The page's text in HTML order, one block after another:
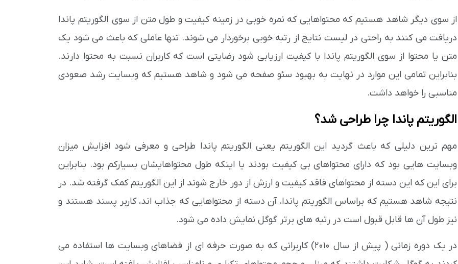
از سوی دیگر شاهد هستیم که محتواهایی که نمره خوبی در زمینه کیفیت و طول متن از سوی الگوریتم پاندا
دریافت می کنند به راحتی در لیست نتایج از رتبه خوبی برخوردار می شوند. تنها عاملی که باعث می شود یک
متن یا محتوا از سوی الگوریتم پاندا با کیفیت ارزیابی شود رضایتی است که کاربران نسبت به محتوا دارند.
بنابراین تمامی این موارد در نهایت به بهبود سئو صفحه می شود و شاهد هستیم که وبسایت رشد صعودی
مناسبی را خواهد داشت.
الگوریتم پاندا چرا طراحی شد؟
مهم ترین دلیلی که باعث گردید این الگوریتم یعنی الگوریتم پاندا طراحی و معرفی شود افزایش میزان
وبسایت هایی بود که دارای محتواهای بی کیفیت بودند یا اینکه طول محتواهایشان بسیارکم بود. بنابراین
برای این که این دسته از محتواهای فاقد کیفیت و ارزش از دور خارج شوند از این الگوریتم کمک گرفته شد. در
نتیجه شاهد هستیم که براساس الگوریتم پاندا، آن دسته از محتواهایی که جذاب اند، کاربر پسند هستند و
نیز طول آن ها قابل قبول است در رتبه های برتر گوگل نمایش داده می شود.
در یک دوره زمانی ( پیش از سال 2010) کاربرانی که به صورت حرفه ای از فضاهای وبسایت ها استفاده می